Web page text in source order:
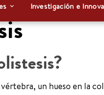
Investigación e
un hueso en la